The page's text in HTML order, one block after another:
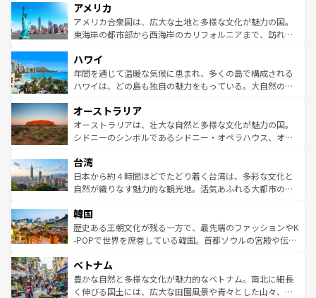
ンツ一覧を参照してほしい。
の建物がそのまま残る町や、スイスならではのユニークな
博物館もあり、アルプス観光だけでなく町歩きも満喫する
ことができる。国民の所得が高いため物価も高いが、旅行
ば市内交通費無料で観光を楽しむこともできる。 なお、新
着のスイス情報はコンテンツ一覧 を参照してほしい。
アメリカ
アメリカ合衆国は、広大な土地と多様な文化が魅力の国。
東海岸の都市部から西海岸のカリフォルニアまで、訪れる
のような巨大都市は、観光、ショッピング、エンターテイ
ンメントが詰まった刺激的なスポットだ。一方、アメリカ
西部には大自然が広がり、グランドキャニオンやイエロー
部のニューオーリンズでは、音楽と美食が融合した独特の
文化が魅力。旅行者はアメリカの各地域で異なる魅力を楽
しみながら、その多様性と豊かな歴史を感じることができ
ならではの贅沢な旅のスタイルだ。 なお、新着のアメリカ
情報はコンテンツ一覧を参照してほしい。
ハワイ
年間を通じて温暖な気候に恵まれ、多くの島で構成される
ハワイは、どの島も独自の魅力をもっている。大自然の神
ワイ島は見逃せない。また、定番の観光地といえばオアフ
島だが、静かな自然を求めるならマウイ島やカウアイ島が
おすすめ。エメラルドグリーンに輝く海をはじめ、豊かな
れるおもてなしの心で訪れる人々を迎えてくれるハワイの
人々、おいしいローカルフードやハワイアンミュージッ
ク、伝統的なフラダンスなど、すべてがハワイの魅力を彩
ワイを、存分に味わってほしい。 なお、新着のハワイ情報
はコンテンツ一覧を参照してほしい。
オーストラリア
オーストラリアは、壮大な自然と多様な文化が魅力の国。
シドニーのシンボルであるシドニー・オペラハウス、オー
リアリーフや大陸中央部にそびえるウルル（エアーズロッ
ク）、タスマニアの美しい原生林やケアンズの熱帯雨林な
ど、見どころがたくさん。また、カフェやワイン、オージ
いる。アクティビティも充実しており、サーフィンやダイ
ビング、ハイキングなど、アウトドア好きにはたまらな
い。オーストラリアの多彩な魅力を存分に味わいつくそ
参照してほしい。
台湾
日本から約４時間ほどでたどり着く台湾は、多彩な文化と
自然が織りなす魅力的な観光地。活気あふれる大都市の台
ン）、静ひつな山岳地帯である台湾東部など、都市の喧騒
と山間の静けさが共存しており、訪れる人に新しい発見と
驚きをもたらしてくれる。また、奥深い台湾の食文化も魅
容にもいいと評判のスイーツなど、バラエティ豊かな料理
が味わえる。 なお、新着の台湾情報は コンテンツ一覧を参
照してほしい。
韓国
歴史ある王朝文化が残る一方で、最先端のファッションやK
-POPで世界を席巻している韓国。首都ソウルの宮殿や伝統
き、地方に足を延ばせば四季折々の自然美を楽しむことが
できる。そして、キムチや焼肉、絶品のストリートフード
まで、さまざまな韓国料理が待っている。夜には、韓国な
ベトナム
豊かな自然と多様な文化が魅力的なベトナム。南北に細長
く伸びる国土には、広大な田園風景や青々とした山々、世